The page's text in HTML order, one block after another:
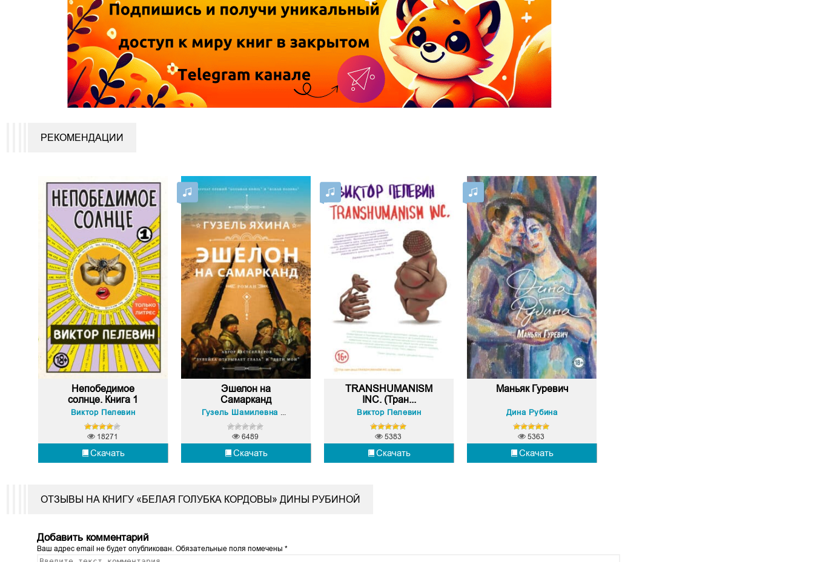
РЕКОМЕНДАЦИИ
Непобедимое
солнце. Книга 1
Виктор Пелевин
Скачать
18271
Эшелон на
Самарканд
Гузель Шамилевна Яхина
Скачать
6489
TRANSHUMANISM
INC. (Тран...
Виктор Пелевин
Скачать
5383
Маньяк Гуревич
Дина Рубина
Скачать
5363
ОТЗЫВЫ НА КНИГУ «БЕЛАЯ ГОЛУБКА КОРДОВЫ» ДИНЫ РУБИНОЙ
Добавить комментарий
Ваш адрес email не будет опубликован. Обязательные поля помечены*